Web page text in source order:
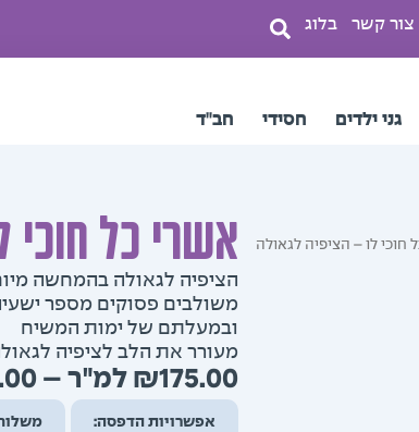
צור קשר בלוג
גני ילדים חסידי חב"ד
חוכי לו – הציפיה לגאולה אשרי כל חוכי
הציפיה לגאולה בהמחשה
משולבים פסוקים מספר
ובמעלתם של ימות המשיח
מעורר את הלב לציפיה
₪175.00
–
אפשרויות הדפסה: